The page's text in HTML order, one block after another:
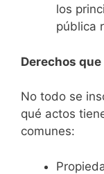
los
pública
Derechos
No todo se
qué actos
comunes: